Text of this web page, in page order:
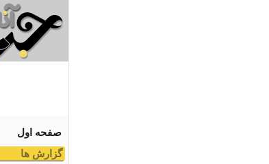
صفحه اول
گزارش ها